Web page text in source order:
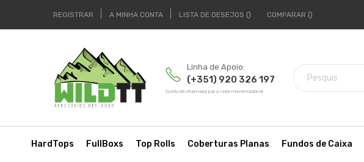
REGISTRAR A MINHA CONTA LISTA DE DESEJOS COMPARAR
Linha de Apoio:
(+351) 920 326 197
Custo de chamada para rede móvel nacional
HardTops FullBoxs Top Rolls Coberturas Planas Fundos de Caixa